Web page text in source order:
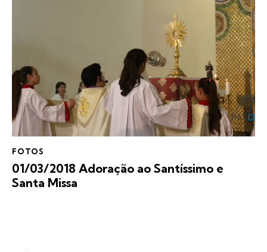
FOTOS
01/03/2018 Adoração ao Santíssimo e
Santa Missa